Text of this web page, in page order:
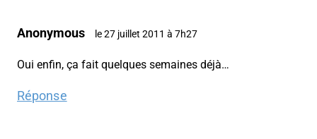
Anonymous le 27 juillet 2011 à 7h27
Oui enfin, ça fait quelques semaines déjà…
Réponse